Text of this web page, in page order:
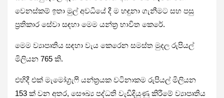
වෙනස්කම් ඉතා මුල් අවධියේ දී ම හඳුනා ගැනීමට සහ පසු
ප්‍රතිකාර සේවා සඳහා මෙම යන්ත්‍ර භාවිත කෙරේ.
මෙම ව්‍යාපෘතිය සඳහා වැය කෙරෙන සමස්ත මුදල රුපියල්
මිලියන 765 කි.
එහිදී එක් මැමෝග්‍රැෆි යන්ත්‍රයක වටිනාකම රුපියල් මිලියන
153 ක් වන අතර, සෞඛ්‍ය පද්ධති වැඩිදියුණු කිරීමේ ව්‍යාපෘතිය